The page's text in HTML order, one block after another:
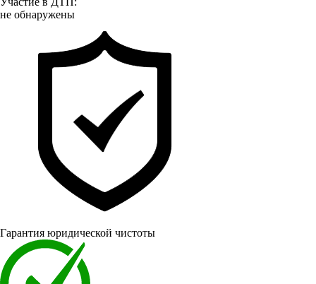
не обнаружены
Гарантия юридической чистоты